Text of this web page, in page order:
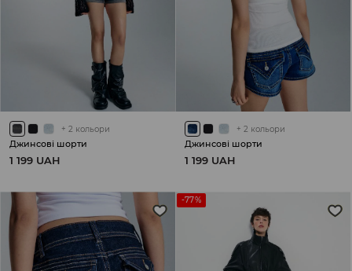
+ 2 кольори
Джинсові шорти
1 199 UAH
+ 2 кольори
Джинсові шорти
1 199 UAH
-77%